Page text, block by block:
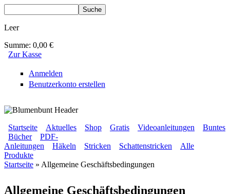
Leer
Summe: 0,00 €
Zur Kasse
Anmelden
Benutzerkonto erstellen
BLUMENBUNT VERLAG
Sekundärmenü
Startseite Aktuelles Shop Gratis Videoanleitungen Buntes
Hauptmenü
Bücher
PDF-
Anleitungen
Häkeln Stricken Schattenstricken
Alle
Produkte
Startseite » Allgemeine Geschäftsbedingungen
Allgemeine Geschäftsbedingungen